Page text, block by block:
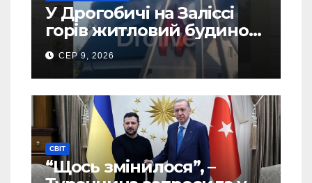
У Дрогобичі на Заліссі
горів житловий будинок
(Відео)
СЕР 9, 2026
СВІТ
“Щось змінилося”, –